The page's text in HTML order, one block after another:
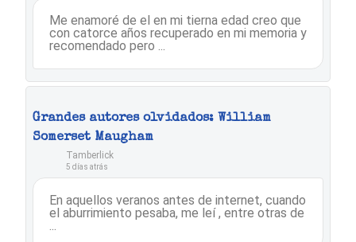
Me enamoré de el en mi tierna edad creo que
con catorce años recuperado en mi memoria y
recomendado pero ...
Grandes autores olvidados: William
Somerset Maugham
Tamberlick
5 días atrás
En aquellos veranos antes de internet, cuando
el aburrimiento pesaba, me leí , entre otras de
...